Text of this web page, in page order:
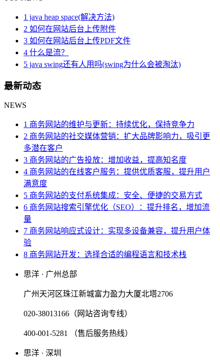
1 java heap space(解决方法)
2 如何在网站后台上传附件
3 如何在网站后台上传PDF文件
4 什么是流？
5 java swing还有人用吗(swing为什么会被淘汰)
最新动态
NEWS
1 商务网站的维护与更新：持续优化，保持竞争力
2 商务网站的社交媒体营销：扩大品牌影响力，吸引更
多潜在客户
3 商务网站的广告投放：增加收益，提高知名度
4 商务网站的在线客户服务：提供优质客服，提升用户
满意度
5 商务网站的支付系统集成：安全、便捷的交易方式
6 商务网站搜索引擎优化（SEO）：提升排名，增加流
量
7 商务网站响应式设计：实现多设备兼容，提升用户体
验
8 商务网站开发：选择合适的编程语言和技术栈
思洋 · 广州总部
广州天河区珠江新城富力盈力大厦北塔2706
020-38013166（网站咨询专线）
400-001-5281 （售后服务热线）
思洋 · 深圳